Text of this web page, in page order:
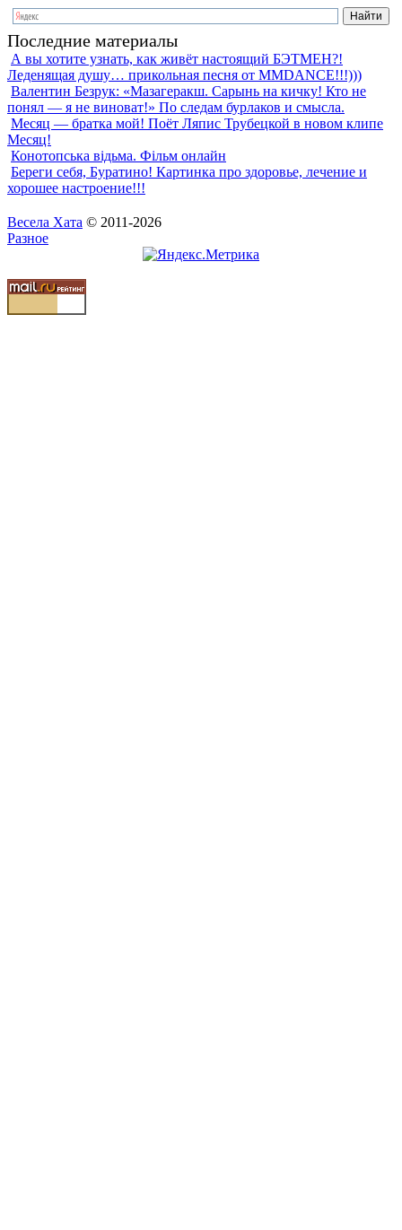
Последние материалы
А вы хотите узнать, как живёт настоящий БЭТМЕН?!
Леденящая душу… прикольная песня от MMDANCE!!!)))
Валентин Безрук: «Мазагеракш. Сарынь на кичку! Кто не
понял — я не виноват!» По следам бурлаков и смысла.
Месяц — братка мой! Поёт Ляпис Трубецкой в новом клипе
Месяц!
Конотопська відьма. Фільм онлайн
Береги себя, Буратино! Картинка про здоровье, лечение и
хорошее настроение!!!
Весела Хата © 2011-2026
Разное